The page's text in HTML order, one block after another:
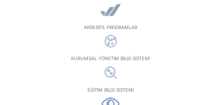
AKREDİTE PROGRAMLAR
KURUMSAL YÖNETİM BİLGİ SİSTEMİ
EĞİTİM BİLGİ SİSTEMİ